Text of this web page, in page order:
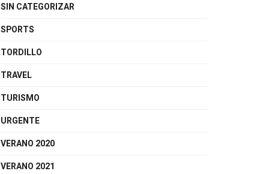
SIN CATEGORIZAR
SPORTS
TORDILLO
TRAVEL
TURISMO
URGENTE
VERANO 2020
VERANO 2021